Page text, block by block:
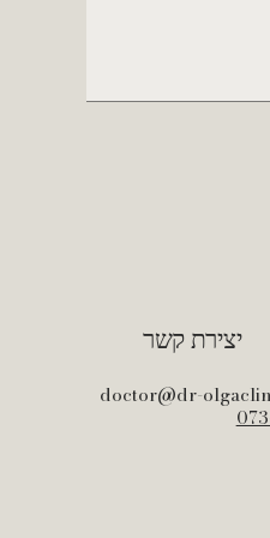
יצירת קשר
doctor@dr-